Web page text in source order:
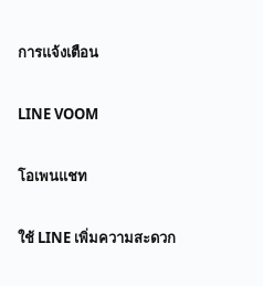
การแจ้งเตือน
LINE VOOM
โอเพนแชท
ใช้ LINE เพิ่มความสะดวก